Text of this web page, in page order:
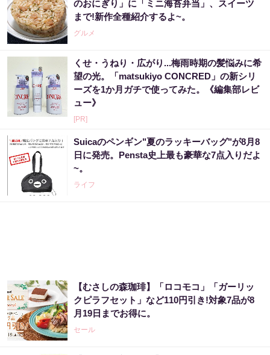
のおにぎり」に「ミニ海苔弁当」、スイーツ
まで!新作全種紹介するよ~。
グルメ
くせ・うねり・広がり...梅雨時期の髪悩みに希
望の光。「matsukiyo CONCRED」の新シリ
ーズを1か月ガチで使ってみた。《編集部レビ
ュー》
[PR]
Suicaのペンギン"夏のラッキーバッグ"が8月8
日に発売。Pensta史上最も豪華な7点入りだよ
~。
ライフ
【むさしの森珈琲】「ロコモコ」「ガーリッ
クピラフセット」など110円引き!対象7品が8
月19日までお得に。
セール